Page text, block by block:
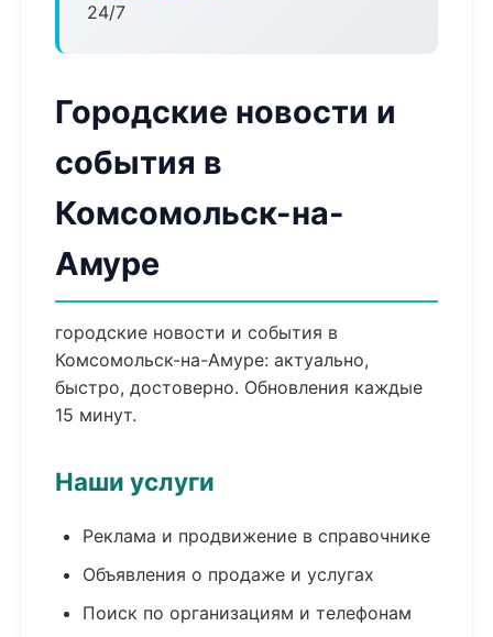
24/7
Городские новости и
события в
Комсомольск-на-
Амуре
городские новости и события в
Комсомольск-на-Амуре: актуально,
быстро, достоверно. Обновления каждые
15 минут.
Наши услуги
Реклама и продвижение в справочнике
Объявления о продаже и услугах
Поиск по организациям и телефонам